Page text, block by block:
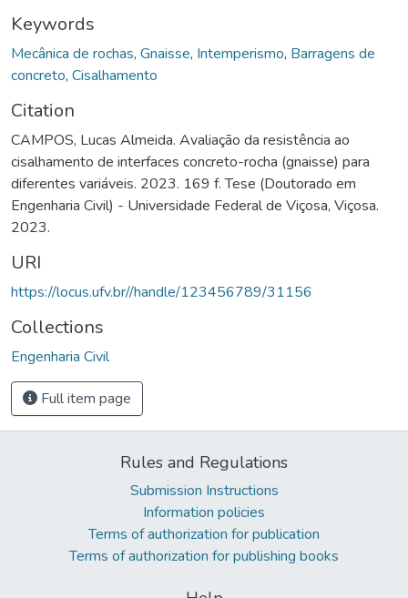
Keywords
Mecânica de rochas, Gnaisse, Intemperismo, Barragens de
concreto, Cisalhamento
Citation
CAMPOS, Lucas Almeida. Avaliação da resistência ao
cisalhamento de interfaces concreto-rocha (gnaisse) para
diferentes variáveis. 2023. 169 f. Tese (Doutorado em
Engenharia Civil) - Universidade Federal de Viçosa, Viçosa.
2023.
URI
https://locus.ufv.br//handle/123456789/31156
Collections
Engenharia Civil
Full item page
Rules and Regulations
Submission Instructions
Information policies
Terms of authorization for publication
Terms of authorization for publishing books